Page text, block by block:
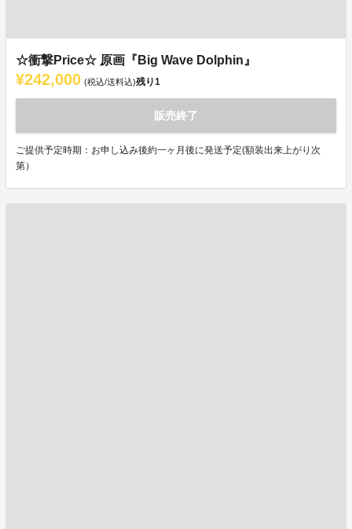
☆衝撃Price☆ 原画『Big Wave Dolphin』
¥242,000 (税込/送料込)残り1
販売終了
ご提供予定時期：お申し込み後約一ヶ月後に発送予定(額装出来上がり次
第）